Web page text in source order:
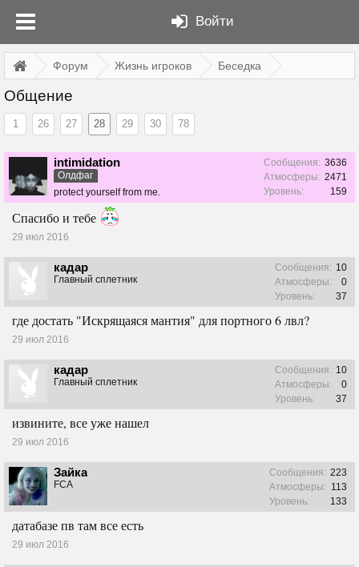
Войти
Форум Жизнь игроков Беседка
Общение
1 26 27 28 29 30 78
intimidation
Олдфаг
protect yourself from me.
Сообщения: 3636
Атмосферы: 2471
Уровень:
159
Спасибо и тебе
29 июл 2016
кадар
Главный сплетник
Сообщения: 10
Атмосферы:
0
Уровень:
37
где достать "Искрящаяся мантия" для портного 6 лвл?
29 июл 2016
кадар
Главный сплетник
Сообщения: 10
Атмосферы:
0
Уровень:
37
извините, все уже нашел
29 июл 2016
Зайка
FCA
Сообщения: 223
Атмосферы: 113
Уровень:
133
датабазе пв там все есть
29 июл 2016